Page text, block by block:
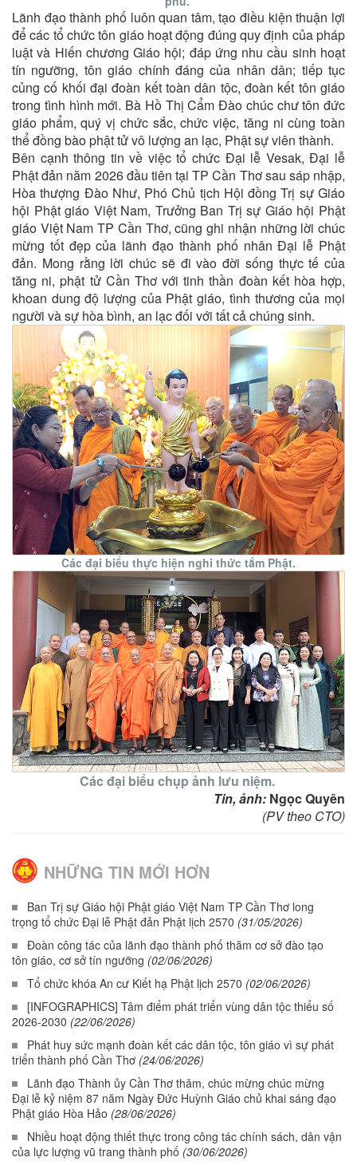
Lãnh đạo thành phố luôn quan tâm, tạo điều kiện thuận lợi
để các tổ chức tôn giáo hoạt động đúng quy định của pháp
luật và Hiến chương Giáo hội; đáp ứng nhu cầu sinh hoạt
tín ngưỡng, tôn giáo chính đáng của nhân dân; tiếp tục
củng cố khối đại đoàn kết toàn dân tộc, đoàn kết tôn giáo
trong tình hình mới. Bà Hồ Thị Cẩm Đào chúc chư tôn đức
giáo phẩm, quý vị chức sắc, chức việc, tăng ni cùng toàn
thể đồng bào phật tử vô lượng an lạc, Phật sự viên thành.
Bên cạnh thông tin về việc tổ chức Đại lễ Vesak, Đại lễ
Phật đản năm 2026 đầu tiên tại TP Cần Thơ sau sáp nhập,
Hòa thượng Đào Như, Phó Chủ tịch Hội đồng Trị sự Giáo
hội Phật giáo Việt Nam, Trưởng Ban Trị sự Giáo hội Phật
giáo Việt Nam TP Cần Thơ, cũng ghi nhận những lời chúc
mừng tốt đẹp của lãnh đạo thành phố nhân Đại lễ Phật
đản. Mong rằng lời chúc sẽ đi vào đời sống thực tế của
tăng ni, phật tử Cần Thơ với tinh thần đoàn kết hòa hợp,
khoan dung độ lượng của Phật giáo, tình thương của mọi
người và sự hòa bình, an lạc đối với tất cả chúng sinh.
Các đại biểu thực hiện nghi thức tắm Phật.
Các đại biểu chụp ảnh lưu niệm.
Tin, ảnh: Ngọc Quyên
(PV theo CTO)
NHỮNG TIN MỚI HƠN
Ban Trị sự Giáo hội Phật giáo Việt Nam TP Cần Thơ long
trọng tổ chức Đại lễ Phật đản Phật lịch 2570 (31/05/2026)
Đoàn công tác của lãnh đạo thành phố thăm cơ sở đào tạo
tôn giáo, cơ sở tín ngưỡng (02/06/2026)
Tổ chức khóa An cư Kiết hạ Phật lịch 2570 (02/06/2026)
[INFOGRAPHICS] Tâm điểm phát triển vùng dân tộc thiểu số
2026-2030 (22/06/2026)
Phát huy sức mạnh đoàn kết các dân tộc, tôn giáo vì sự phát
triển thành phố Cần Thơ (24/06/2026)
Lãnh đạo Thành ủy Cần Thơ thăm, chúc mừng chúc mừng
Đại lễ kỷ niệm 87 năm Ngày Đức Huỳnh Giáo chủ khai sáng đạo
Phật giáo Hòa Hảo (28/06/2026)
Nhiều hoạt động thiết thực trong công tác chính sách, dân vận
của lực lượng vũ trang thành phố (30/06/2026)